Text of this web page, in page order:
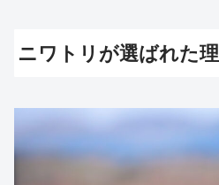
ニワトリが選ばれた